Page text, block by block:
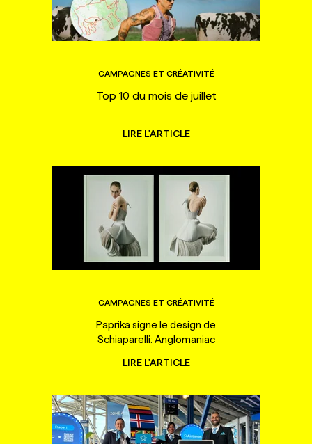
CAMPAGNES ET CRÉATIVITÉ
Top 10 du mois de juillet
LIRE L'ARTICLE
CAMPAGNES ET CRÉATIVITÉ
Paprika signe le design de
Schiaparelli: Anglomaniac
LIRE L'ARTICLE